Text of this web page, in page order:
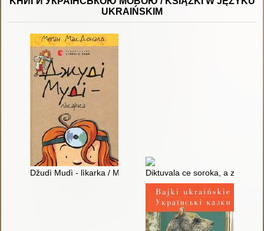
UKRAIŃSKIM
Džudì Mudì - lìkarka / Megan MakDonald ; ìlûstracìï Pìtera
Diktuvala ce soroka, a